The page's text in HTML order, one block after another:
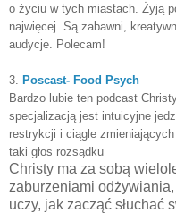
o życiu w tych miastach. Żyją
najwięcej. Są zabawni,
audycje. Polecam!
3. Poscast- Food Psych
Bardzo lubie ten podcast
specjalizacją jest intuicyjne
restrykcji i ciągle
taki głos rozsądku
Christy ma za sobą
zaburzeniami
uczy, jak zacząć słuchać